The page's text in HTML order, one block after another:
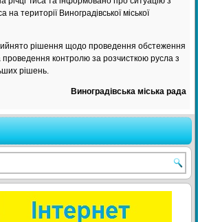
на території Виноградівської міської
рішення щодо проведення обстеження
проведення контролю за розчисткою русла з
рішень.
Виноградівська міська рада